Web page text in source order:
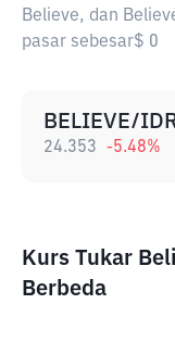
Believe, dan
pasar sebesar$ 0
BELIEVE/
24.353 -5.48%
Kurs Tukar
Berbeda